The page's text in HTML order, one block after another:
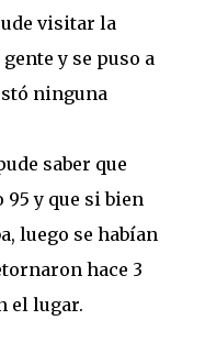
visitar la
y se puso a
ninguna
saber que
95 y que si bien
luego se habían
hace 3
el lugar.